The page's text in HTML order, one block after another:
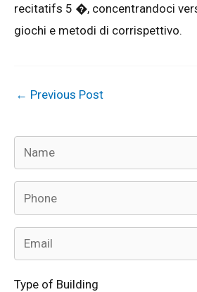
recitatifs 5 �, concentrandoci
giochi e metodi di corrispettivo.
← Previous Post
Type of Building